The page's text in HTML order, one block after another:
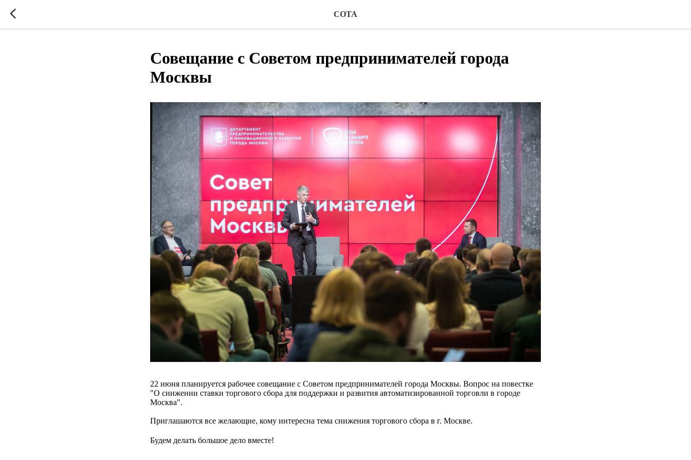
СОТА
Совещание с Советом предпринимателей города
Москвы
22 июня планируется рабочее совещание с Советом предпринимателей города Москвы. Вопрос на повестке
"О снижении ставки торгового сбора для поддержки и развития автоматизированной торговли в городе
Москва".
Приглашаются все желающие, кому интересна тема снижения торгового сбора в г. Москве.
Будем делать большое дело вместе!